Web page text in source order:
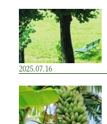
2025.07.16